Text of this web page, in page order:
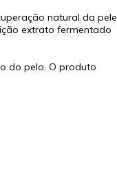
natural da pele
extrato fermentado
do pelo. O produto